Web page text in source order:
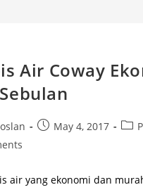
Air Coway
PostMay 4, 2017
Post
air yang ekonomi dan